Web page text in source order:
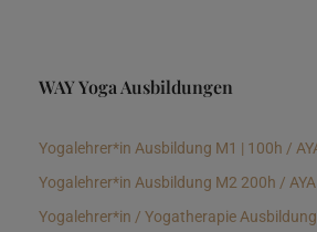
WAY Yoga Ausbildungen
Yogalehrer*in Ausbildung M1 | 100h /
Yogalehrer*in Ausbildung M2 200h / AYA
Yogalehrer*in / Yogatherapie